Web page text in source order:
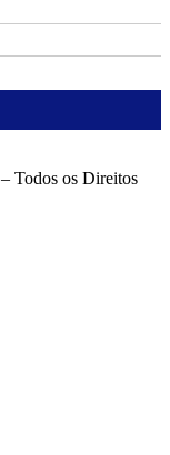
– Todos os Direitos